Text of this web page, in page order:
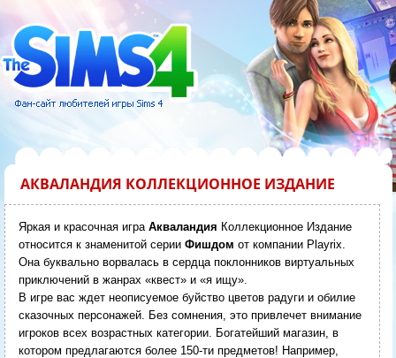
АКВАЛАНДИЯ КОЛЛЕКЦИОННОЕ ИЗДАНИЕ
Яркая и красочная игра Акваландия Коллекционное Издание
относится к знаменитой серии Фишдом от компании Playrix.
Она буквально ворвалась в сердца поклонников виртуальных
приключений в жанрах «квест» и «я ищу».
В игре вас ждет неописуемое буйство цветов радуги и обилие
сказочных персонажей. Без сомнения, это привлечет внимание
игроков всех возрастных категории. Богатейший магазин, в
котором предлагаются более 150-ти предметов! Например,